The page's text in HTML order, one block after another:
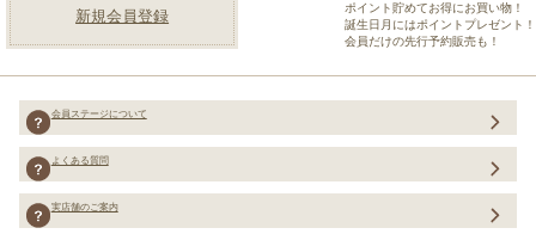
新規会員登録
ポイント貯めてお得にお買い物！
誕生日月にはポイントプレゼント！
会員だけの先行予約販売も！
会員ステージについて
よくある質問
実店舗のご案内